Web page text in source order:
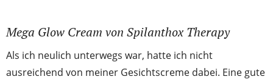
Mega Glow Cream von Spilanthox Therapy
Als ich neulich unterwegs war, hatte ich nicht
ausreichend von meiner Gesichtscreme dabei. Eine gute